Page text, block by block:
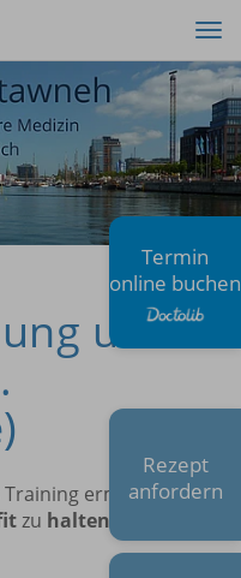
und
Training ermöglicht
zu halten
Termin
online buchen
Rezept
anfordern